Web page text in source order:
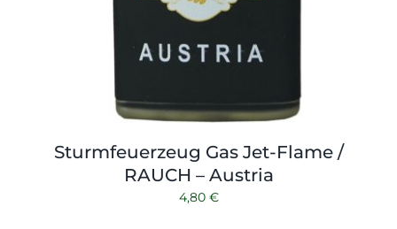
Sturmfeuerzeug Gas Jet-Flame /
RAUCH – Austria
4,80 €